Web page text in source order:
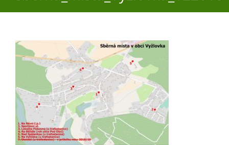
Aktuality
Škola
Turistika